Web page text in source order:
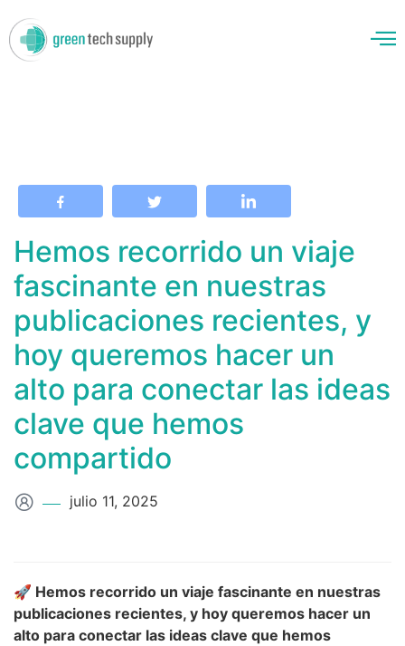
Hemos recorrido un viaje
fascinante en nuestras
publicaciones recientes, y
hoy queremos hacer un
alto para conectar las ideas
clave que hemos
compartido
julio 11, 2025
🚀 Hemos recorrido un viaje fascinante en nuestras
publicaciones recientes, y hoy queremos hacer un
alto para conectar las ideas clave que hemos